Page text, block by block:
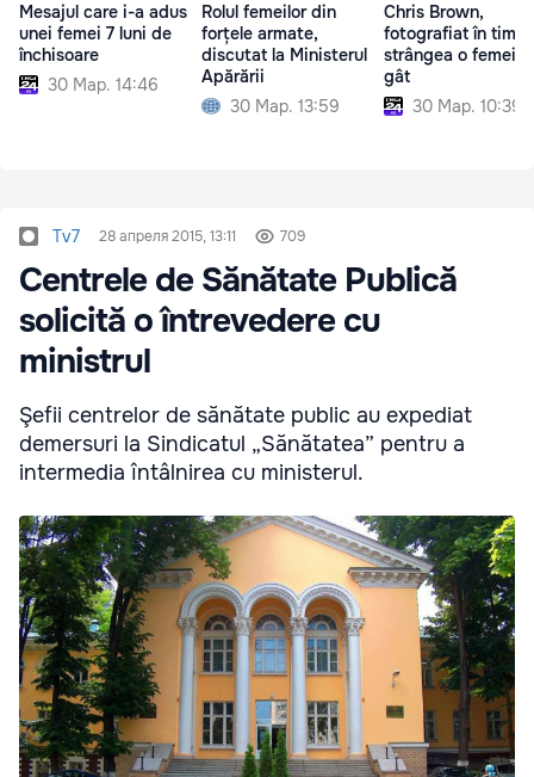
Mesajul care i-a adus
unei femei 7 luni de
închisoare
30 Мар. 14:46
Rolul femeilor din
forțele armate,
discutat la Ministerul
Apărării
30 Мар. 13:59
Chris Brown,
fotografiat în timp
strângea o femeie
gât
30 Мар. 10:39
Tv7 28 апреля 2015, 13:11 709
Centrele de Sănătate Publică
solicită o întrevedere cu
ministrul
Şefii centrelor de sănătate public au expediat
demersuri la Sindicatul „Sănătatea” pentru a
intermedia întâlnirea cu ministerul.